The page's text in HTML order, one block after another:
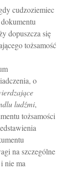
cudzoziemiec
dopuszcza się
tożsamość
o
ludźmi,
tożsamości
na szczególne
nie ma